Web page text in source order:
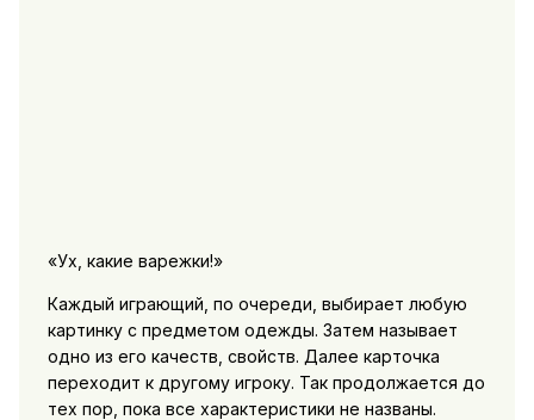
«Ух, какие варежки!»
Каждый играющий, по очереди, выбирает любую
картинку с предметом одежды. Затем называет
одно из его качеств, свойств. Далее карточка
переходит к другому игроку. Так продолжается до
тех пор, пока все характеристики не названы.